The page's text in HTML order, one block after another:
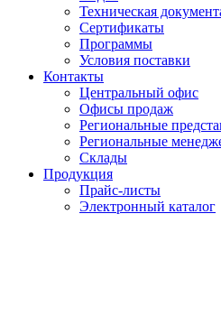
Техническая
Сертификаты
Программы
Условия поставки
Контакты
Центральный офис
Офисы продаж
Региональные
Региональные
Склады
Продукция
Прайс-листы
Электронный каталог